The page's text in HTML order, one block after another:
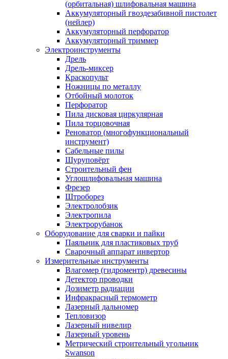
(орбитальная) шлифовальная машина
Аккумуляторный гвоздезабивной пистолет
(нейлер)
Аккумуляторный перфоратор
Аккумуляторный триммер
Электроинструменты
Дрель
Дрель-миксер
Краскопульт
Ножницы по металлу
Отбойный молоток
Перфоратор
Пила дисковая циркулярная
Пила торцовочная
Реноватор (многофункциональный
инструмент)
Сабельные пилы
Шуруповёрт
Строительный фен
Углошлифовальная машина
Фрезер
Штроборез
Электролобзик
Электропила
Электрорубанок
Оборудование для сварки и пайки
Паяльник для пластиковых труб
Сварочный аппарат инвертор
Измерительные инструменты
Влагомер (гидроментр) древесины
Детектор проводки
Дозиметр радиации
Инфракрасный термометр
Лазерный дальномер
Тепловизор
Лазерный нивелир
Лазерный уровень
Метрический строительный угольник
Swanson